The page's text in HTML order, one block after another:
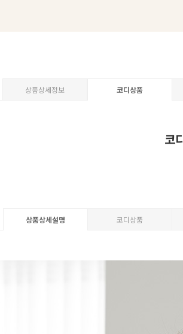
상품상세정보 코디상품
코
상품상세설명 코디상품